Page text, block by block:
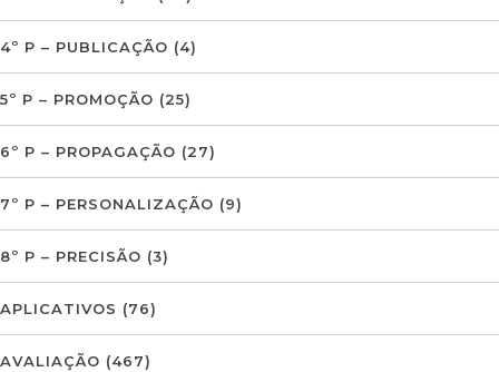
4º P – PUBLICAÇÃO (4)
5º P – PROMOÇÃO (25)
6º P – PROPAGAÇÃO (27)
7º P – PERSONALIZAÇÃO (9)
8º P – PRECISÃO (3)
APLICATIVOS (76)
AVALIAÇÃO (467)